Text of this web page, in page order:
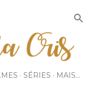
SÉRIES MAIS…